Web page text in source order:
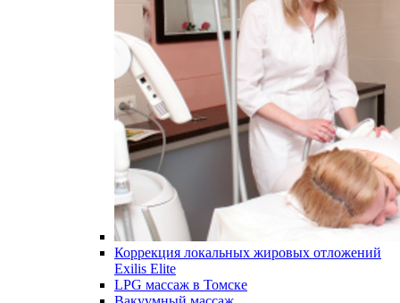
Коррекция локальных жировых отложений
Exilis Elite
LPG массаж в Томске